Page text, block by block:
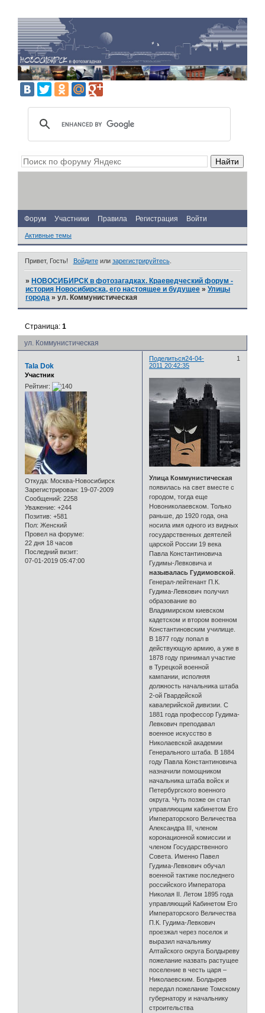
Форум Участники Правила Регистрация Войти
Активные темы
Привет, Гость! Войдитеили зарегистрируйтесь.
» НОВОСИБИРСК в фотозагадках. Краеведческий форум -
история Новосибирска, его настоящее и будущее »Улицы
города »ул. Коммунистическая
ул. Коммунистическая
Страница:1
Поделиться 1
24-04-
2011 20:42:35
Tala Dok
Участник
Рейтинг:
Откуда: Москва-Новосибирск
Зарегистрирован: 19-07-2009
Сообщений: 2258
Уважение: +244
Позитив: +581
Пол: Женский
Провел на форуме:
22 дня 18 часов
Последний визит:
07-01-2019 05:47:00
Улица Коммунистическая
появилась на свет вместе с
городом, тогда еще
Новониколаевском. Только
раньше, до 1920 года, она
носила имя одного из видных
государственных деятелей
царской России 19 века
Павла Константиновича
Гудимы-Левковича и
называлась Гудимовской
Генерал-лейтенант П.К.
Гудима-Левкович получил
образование во
Владимирском киевском
кадетском и втором военном
Константиновским училище.
В 1877 году попал в
действующую армию, а уже в
1878 году принимал участие
в Турецкой военной
кампании, исполняя
должность начальника штаба
2-ой Гвардейской
кавалерийской дивизии. С
1881 года профессор Гудима-
Левкович преподавал
военное искусство в
Николаевской академии
Генерального штаба. В 1884
году Павла Константиновича
назначили помощником
начальника штаба войск и
Петербургского военного
округа. Чуть позже он стал
управляющим кабинетом Его
Императорского Величества
Александра III, членом
коронационной комиссии и
членом Государственного
Совета. Именно Павел
Гудима-Левкович обучал
военной тактике последнего
российского Императора
Николая II. Летом 1895 года
управляющий Кабинетом Его
Императорского Величества
П.К. Гудима-Левкович
проезжал через поселок и
выразил начальнику
Алтайского округа Болдыреву
пожелание назвать растущее
поселение в честь царя –
Николаевским. Болдырев
передал пожелание Томскому
губернатору и начальнику
строительства